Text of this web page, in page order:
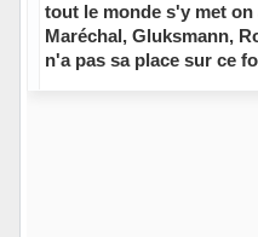
tout le monde s'y met
Maréchal, Gluksmann,
n'a pas sa place sur ce